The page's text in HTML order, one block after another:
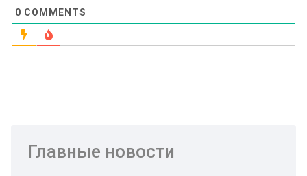
0 COMMENTS
Главные новости